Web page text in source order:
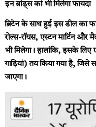
इन ब्रांड्स को भी मिलेगा फायदा
ब्रिटेन के साथ हुई इस डील का
रोल्स-रॉयस, एस्टन मार्टिन और
भी मिलेगा। हालांकि, इसके
गाड़ियां) तय किया गया है, जिसे
जाएगा।